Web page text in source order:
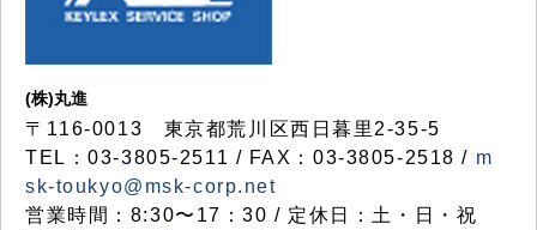
(株)丸進
〒116-0013 東京都荒川区西日暮里2-35-5
TEL：03-3805-2511 / FAX：03-3805-2518 / m
sk-toukyo@msk-corp.net
営業時間：8:30〜17：30 / 定休日：土・日・祝